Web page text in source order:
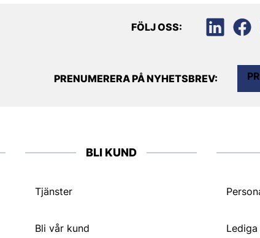
FÖLJ OSS:
PRENUMERERA PÅ NYHETSBREV:
BLI KUND
Tjänster
Bli vår kund